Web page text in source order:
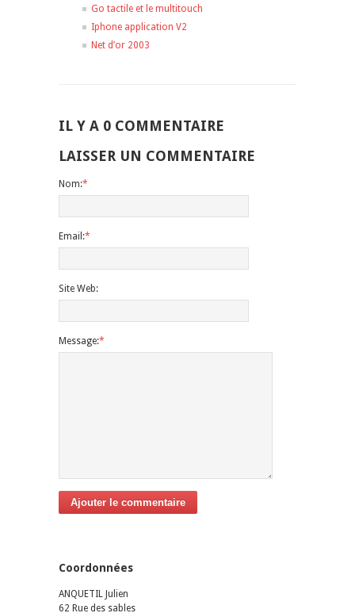
Go tactile et le multitouch
Iphone application V2
Net d’or 2003
IL Y A 0 COMMENTAIRE
LAISSER UN COMMENTAIRE
Nom:*
Email:*
Site Web:
Message:*
Ajouter le commentaire
Coordonnées
ANQUETIL Julien
62 Rue des sables